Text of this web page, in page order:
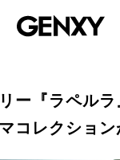
ー『ラペル
コレクション